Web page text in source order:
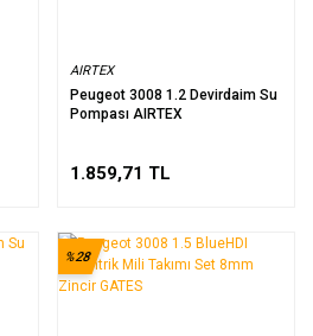
AIRTEX
Peugeot 3008 1.2 Devirdaim Su
Pompası AIRTEX
1.859,71 TL
%28